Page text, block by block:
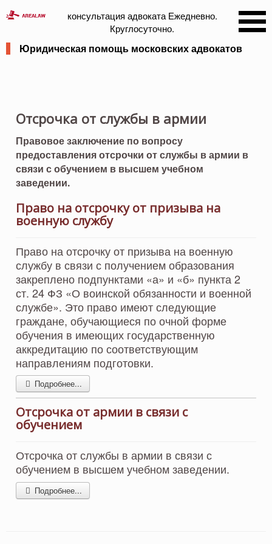
консультация адвокатаЕжедневно.
Круглосуточно.
Юридическая помощь московских адвокатов
Отсрочка от службы в армии
Правовое заключение по вопросу
предоставления отсрочки от службы в армии в
связи с обучением в высшем учебном
заведении.
Право на отсрочку от призыва на
военную службу
Право на отсрочку от призыва на военную
службу в связи с получением образования
закреплено подпунктами «а» и «б» пункта 2
ст. 24 ФЗ «О воинской обязанности и военной
службе». Это право имеют следующие
граждане, обучающиеся по очной форме
обучения в имеющих государственную
аккредитацию по соответствующим
направлениям подготовки.
Подробнее...
Отсрочка от армии в связи с
обучением
Отсрочка от службы в армии в связи с
обучением в высшем учебном заведении.
Подробнее...